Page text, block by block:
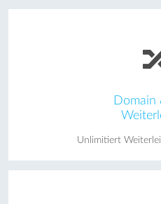
Domain
Unlimitiert